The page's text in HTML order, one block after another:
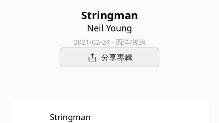
Stringman
Neil Young
2021-02-24 · 西洋/搖滾
分享專輯
Stringman